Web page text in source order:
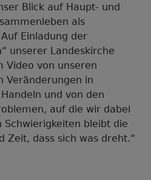
Blick auf Haupt- und
als
Einladung der
unserer Landeskirche
Video von unseren
Veränderungen in
und von den
auf die wir dabei
Schwierigkeiten bleibt die
Zeit, dass sich was dreht.“